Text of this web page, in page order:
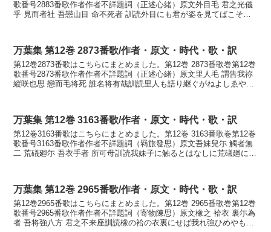
歌番号2883番歌作者作者不詳題詞（正述心緒）原文外目毛 君之光儀
乎 見而者社 吾戀山目 命不死者 訓読外目にも君が姿を見てばこそ我
万葉集 第12巻 2873番歌/作者・原文・時代・歌・訳
第12巻2873番歌はこちらにまとめました。第12巻 2873番歌巻第12巻
歌番号2873番歌作者作者不詳題詞（正述心緒）原文里人毛 謂告我祢
縦咲也思 戀而毛将死 誰名将有哉訓読里人も語り継ぐがねよしゑやし
万葉集 第12巻 3163番歌/作者・原文・時代・歌・訳
第12巻3163番歌はこちらにまとめました。第12巻 3163番歌巻第12巻
歌番号3163番歌作者作者不詳題詞（羇旅發思）原文吾妹兒尓 觸者無
二 荒礒廻尓 吾衣手者 所可母訓読我妹子に触るとはなしに荒礒廻に我
万葉集 第12巻 2965番歌/作者・原文・時代・歌・訳
第12巻2965番歌はこちらにまとめました。第12巻 2965番歌巻第12巻
歌番号2965番歌作者作者不詳題詞（寄物陳思）原文橡之 袷衣 裏尓為
者 吾将強八方 君之不来座訓読橡の袷の衣裏にせば我れ強ひめやも君